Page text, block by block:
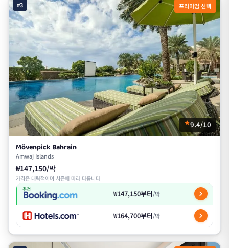
#3 프리미엄 선택
9.4/10
Mövenpick Bahrain
Amwaj Islands
₩147,150/박
가격은 대략적이며 시즌에 따라 다릅니다
추천 ₩147,150부터/박
₩164,700부터/박